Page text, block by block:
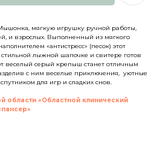
мягкую игрушку ручной работы,
и взрослых. Выполненный из мягкого
«антистресс» (песок) этот
лыжной шапочке и свитере готов
веселый серый крепыш станет отличным
с ним веселые приключения, уютные
для игр и сладких снов.
области «Областной клинический
Партнеры
Контакты